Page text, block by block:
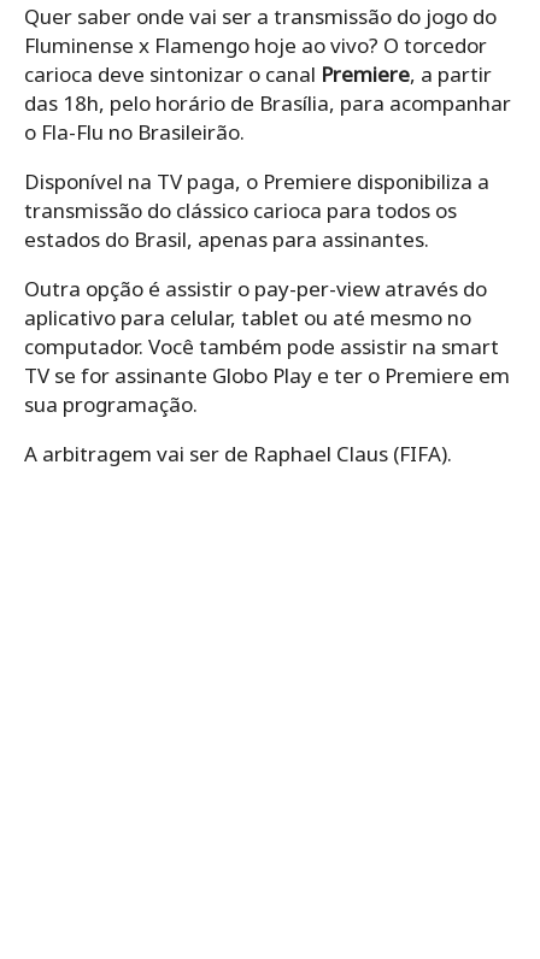
Quer saber onde vai ser a transmissão do jogo do
Fluminense x Flamengo hoje ao vivo? O torcedor
carioca deve sintonizar o canal Premiere, a partir
das 18h, pelo horário de Brasília, para acompanhar
o Fla-Flu no Brasileirão.
Disponível na TV paga, o Premiere disponibiliza a
transmissão do clássico carioca para todos os
estados do Brasil, apenas para assinantes.
Outra opção é assistir o pay-per-view através do
aplicativo para celular, tablet ou até mesmo no
computador. Você também pode assistir na smart
TV se for assinante Globo Play e ter o Premiere em
sua programação.
A arbitragem vai ser de Raphael Claus (FIFA).